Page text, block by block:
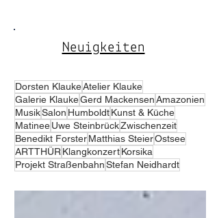
Neuigkeiten
Dorsten KlaukeAtelier Klauke
Galerie KlaukeGerd MackensenAmazonien
MusikSalon HumboldtKunst & Küche
MatineeUwe SteinbrückZwischenzeit
Benedikt ForsterMatthias SteierOstsee
ARTTHÜRKlangkonzertKorsika
Projekt StraßenbahnStefan Neidhardt